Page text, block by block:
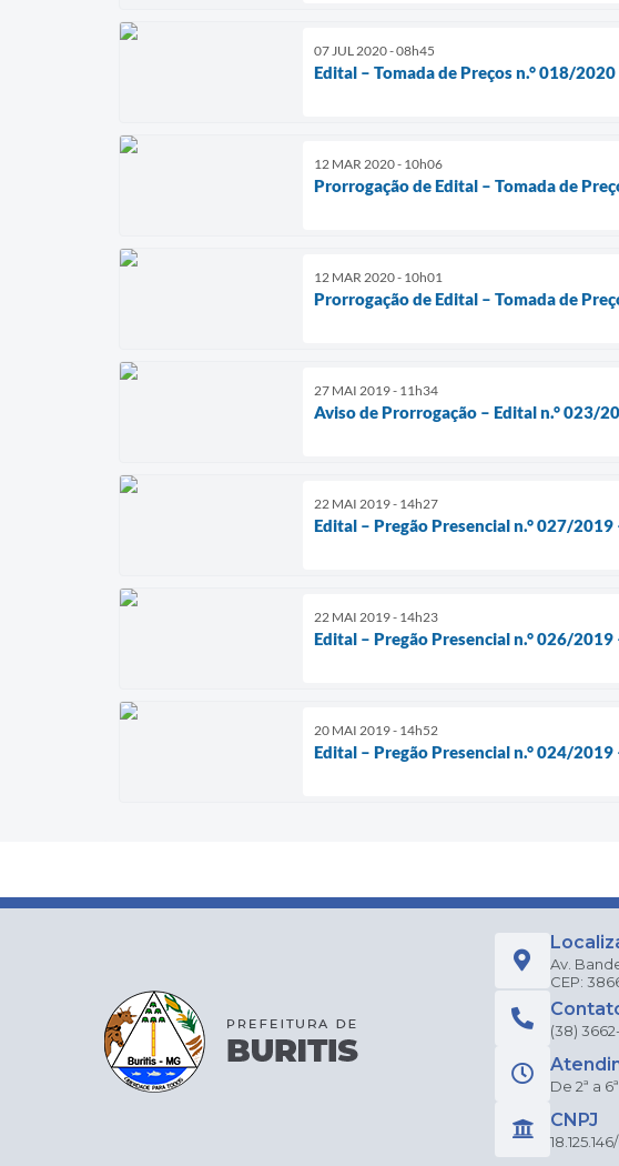
07 JUL 2020 - 08h45
Edital – Tomada de Preços n.° 018/
12 MAR 2020 - 10h06
Prorrogação de Edital – Tomada de
12 MAR 2020 - 10h01
Prorrogação de Edital – Tomada de
27 MAI 2019 - 11h34
Aviso de Prorrogação – Edital n.° 023/
22 MAI 2019 - 14h27
Edital – Pregão Presencial n.° 027/
22 MAI 2019 - 14h23
Edital – Pregão Presencial n.° 026/
20 MAI 2019 - 14h52
Edital – Pregão Presencial n.° 024/
Av.
CEP:
(38)
De 2ª a
CNPJ